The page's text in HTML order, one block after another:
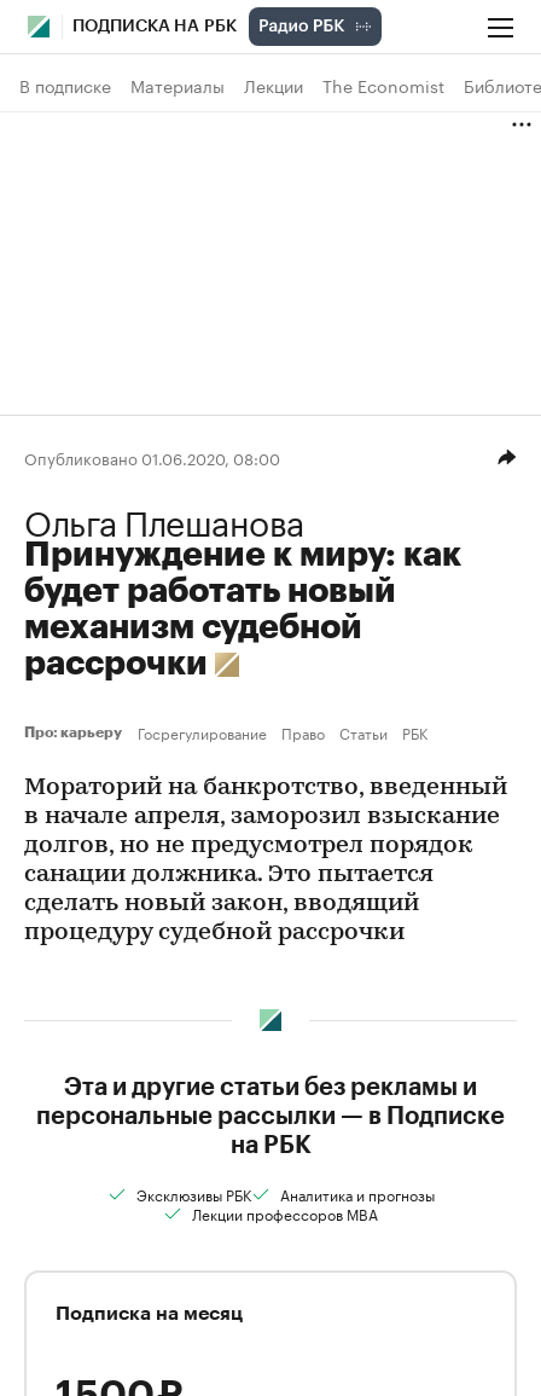
ПОДПИСКА НА РБК
В подписке Материалы Лекции The Economist
Опубликовано 01.06.2020, 08:00
Ольга Плешанова
Принуждение к миру: как
будет работать новый
механизм судебной
рассрочки
Про: карьеру Госрегулирование Право Статьи РБК
Мораторий на банкротство, введенный
в начале апреля, заморозил взыскание
долгов, но не предусмотрел порядок
санации должника. Это пытается
сделать новый закон, вводящий
процедуру судебной рассрочки
Эта и другие статьи без рекламы и
персональные рассылки — в Подписке
на РБК
Эксклюзивы РБК
Аналитика и прогнозы
Лекции профессоров MBA
Подписка на месяц